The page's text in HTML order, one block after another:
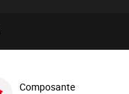
Composante